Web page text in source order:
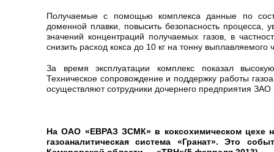
Получаемые с помощью комплекса данные по
доменной плавки, повысить безопасность процесса,
значений концентраций получаемых газов, в
снизить расход кокса до 10 кг на тонну выплавляемого
За время эксплуатации комплекс показал
Техническое сопровождение и поддержку работы
осуществляют сотрудники дочернего предприятия
На ОАО «ЕВРАЗ ЗСМК» в коксохимическом цехе
газоаналитическая система «Гранат». Это